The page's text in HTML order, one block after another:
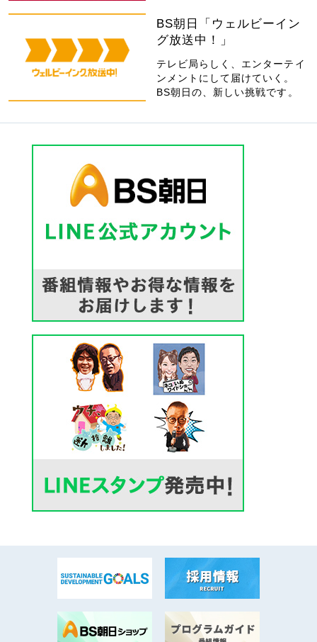
BS朝日「ウェルビーイン
グ放送中！」
テレビ局らしく、エンターテイ
ンメントにして届けていく。
BS朝日の、新しい挑戦です。